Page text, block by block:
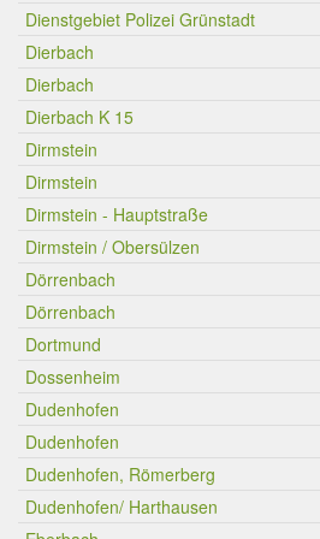
Dienstgebiet Polizei Grünstadt
Dierbach
Dierbach
Dierbach K 15
Dirmstein
Dirmstein
Dirmstein - Hauptstraße
Dirmstein / Obersülzen
Dörrenbach
Dörrenbach
Dortmund
Dossenheim
Dudenhofen
Dudenhofen
Dudenhofen, Römerberg
Dudenhofen/ Harthausen